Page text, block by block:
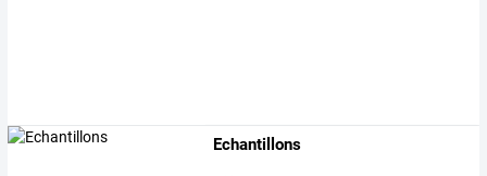
Echantillons